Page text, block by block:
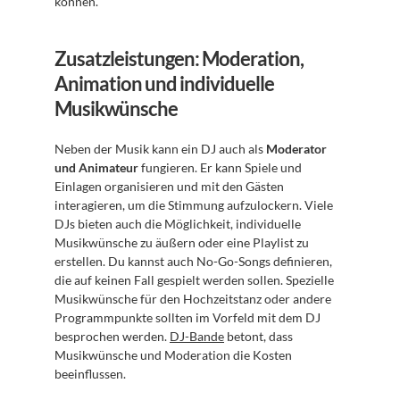
Zusatzleistungen: Moderation,
Animation und individuelle
Musikwünsche
Neben der Musik kann ein DJ auch als Moderator
und Animateur fungieren. Er kann Spiele und
Einlagen organisieren und mit den Gästen
interagieren, um die Stimmung aufzulockern. Viele
DJs bieten auch die Möglichkeit, individuelle
Musikwünsche zu äußern oder eine Playlist zu
erstellen. Du kannst auch No-Go-Songs definieren,
die auf keinen Fall gespielt werden sollen. Spezielle
Musikwünsche für den Hochzeitstanz oder andere
Programmpunkte sollten im Vorfeld mit dem DJ
besprochen werden. DJ-Bande betont, dass
Musikwünsche und Moderation die Kosten
beeinflussen.